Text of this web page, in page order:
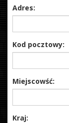
Adres:
Kod pocztowy:
Miejscowść:
Kraj: